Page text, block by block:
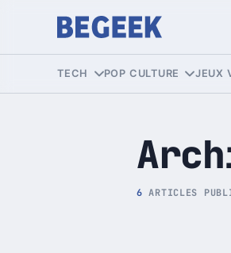
Tech et Pop
TECH POP CULTURE JEUX
6 ARTICLES